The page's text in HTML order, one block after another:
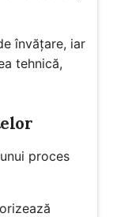
învățare, iar
tehnică,
proces